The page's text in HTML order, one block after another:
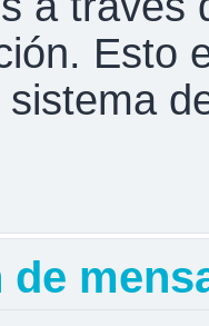
Esto